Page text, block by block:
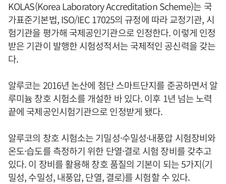
KOLAS(Korea Laboratory Accreditation Scheme)는 국
가표준기본법, ISO/IEC 17025의 규정에 따라 교정기관, 시
험기관을 평가해 국제공인기관으로 인정한다. 이렇게 인정
받은 기관이 발행한 시험성적서는 국제적인 공신력을 갖는
다.
알루코는 2016년 논산에 첨단 스마트단지를 준공하면서 알
루미늄 창호 시험소를 개설한 바 있다. 이후 1년 넘는 노력
끝에 국제공인시험기관으로 인정받게 됐다.
알루코의 창호 시험소는 기밀성·수밀성·내풍압 시험장비와
온도·습도를 측정하기 위한 단열·결로 시험 장비를 갖추고
있다. 이 장비를 활용해 창호 품질의 기본이 되는 5가지(기
밀성, 수밀성, 내풍압, 단열, 결로)를 시험할 수 있다.